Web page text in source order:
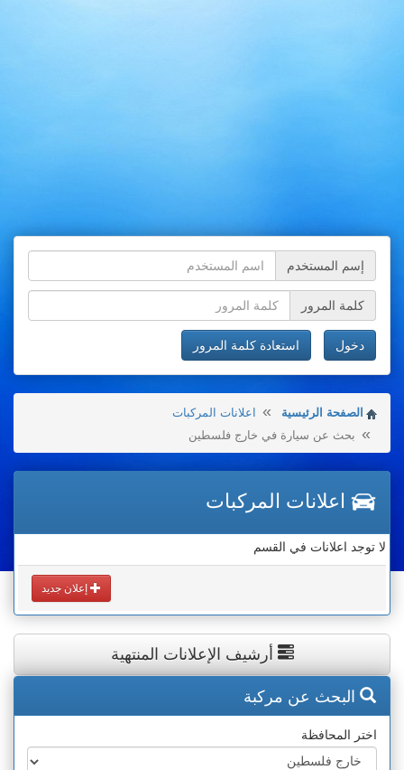
إسم المستخدم
كلمة المرور
دخول استعادة كلمة المرور
الصفحة الرئيسية
اعلانات المركبات
بحث عن سيارة في خارج فلسطين
اعلانات المركبات
لا توجد اعلانات في القسم
إعلان جديد
أرشيف الإعلانات المنتهية
البحث عن مركبة
اختر المحافظة